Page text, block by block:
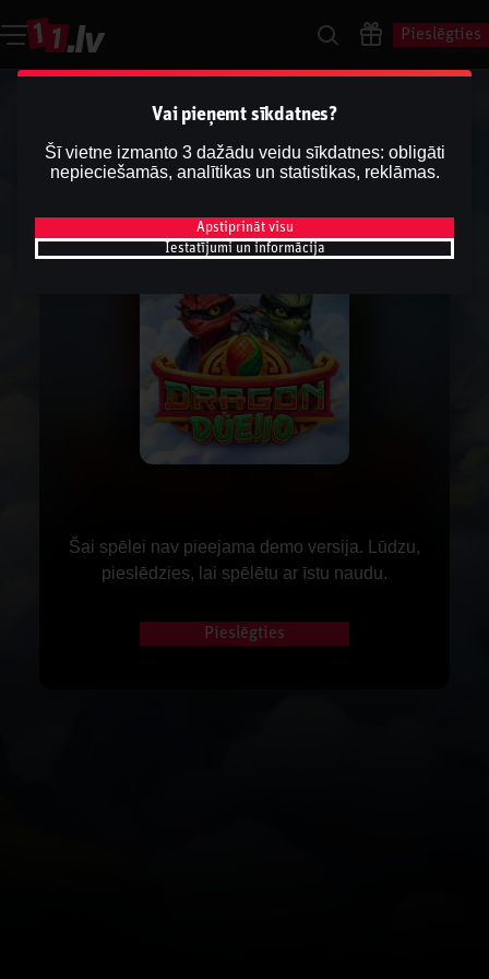
Pieslēgties
Šai spēlei nav pieejama demo versija. Lūdzu,
pieslēdzies, lai spēlētu ar īstu naudu.
Pieslēgties
Vai pieņemt sīkdatnes?
Šī vietne izmanto 3 dažādu veidu sīkdatnes: obligāti
nepieciešamās, analītikas un statistikas, reklāmas.
Apstiprināt visu
Iestatījumi un informācija